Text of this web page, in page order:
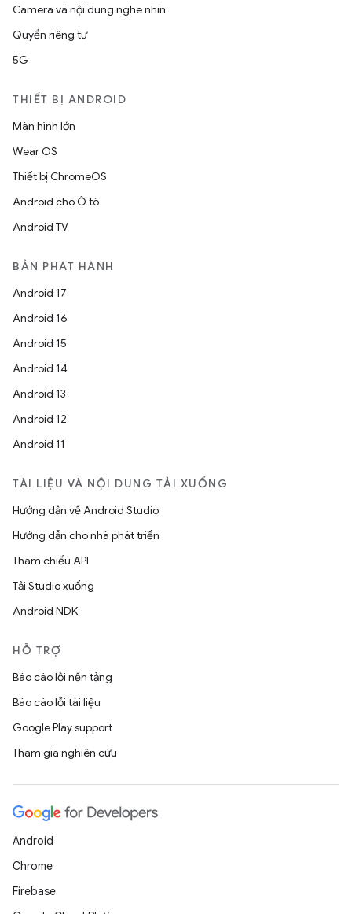
Camera và nội dung nghe nhìn
Quyền riêng tư
5G
THIẾT BỊ ANDROID
Màn hình lớn
Wear OS
Thiết bị ChromeOS
Android cho Ô tô
Android TV
BẢN PHÁT HÀNH
Android 17
Android 16
Android 15
Android 14
Android 13
Android 12
Android 11
TÀI LIỆU VÀ NỘI DUNG TẢI XUỐNG
Hướng dẫn về Android Studio
Hướng dẫn cho nhà phát triển
Tham chiếu API
Tải Studio xuống
Android NDK
HỖ TRỢ
Báo cáo lỗi nền tảng
Báo cáo lỗi tài liệu
Google Play support
Tham gia nghiên cứu
Android
Chrome
Firebase